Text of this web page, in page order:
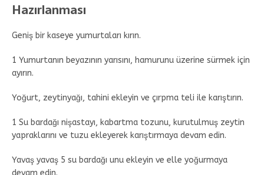
Hazırlanması
Geniş bir kaseye yumurtaları kırın.
1 Yumurtanın beyazının yarısını, hamurunu üzerine sürmek için
ayırın.
Yoğurt, zeytinyağı, tahini ekleyin ve çırpma teli ile karıştırın.
1 Su bardağı nişastayı, kabartma tozunu, kurutulmuş zeytin
yapraklarını ve tuzu ekleyerek karıştırmaya devam edin.
Yavaş yavaş 5 su bardağı unu ekleyin ve elle yoğurmaya
devam edin.